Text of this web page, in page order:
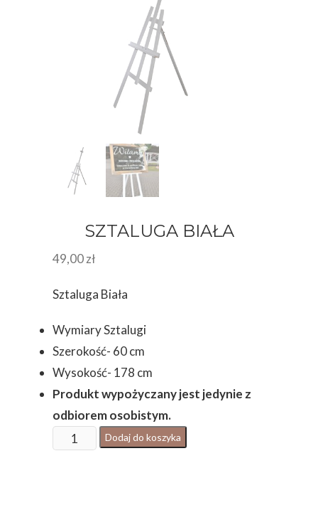
SZTALUGA BIAŁA
49,00zł
Sztaluga Biała
Wymiary Sztalugi
Szerokość- 60 cm
Wysokość- 178 cm
Produkt wypożyczany jest jedynie z
odbiorem osobistym.
ilość
Dodaj do koszyka